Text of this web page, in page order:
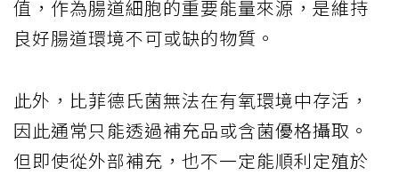
值，作為腸道細胞的重要能量來源，是維持
良好腸道環境不可或缺的物質。
此外，比菲德氏菌無法在有氧環境中存活，
因此通常只能透過補充品或含菌優格攝取。
但即使從外部補充，也不一定能順利定殖於